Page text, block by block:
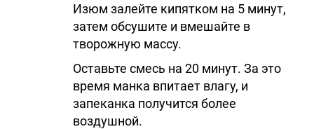
Изюм залейте кипятком на 5 минут,
затем обсушите и вмешайте в
творожную массу.
Оставьте смесь на 20 минут. За это
время манка впитает влагу, и
запеканка получится более
воздушной.